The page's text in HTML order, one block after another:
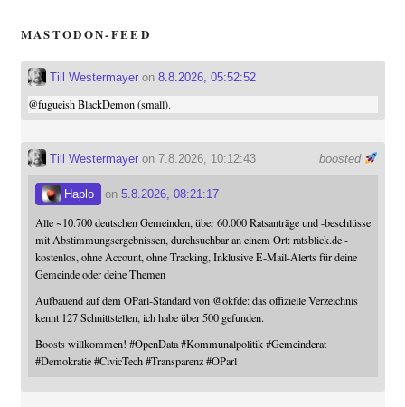
MASTODON-FEED
Till Westermayeron 8.8.2026, 05:52:52
@fugueishBlackDemon (small).
boosted
Till Westermayeron 7.8.2026, 10:12:43
Haplo on 5.8.2026, 08:21:17
Alle ~10.700 deutschen Gemeinden, über 60.000 Ratsanträge und -beschlüsse
mit Abstimmungsergebnissen, durchsuchbar an einem Ort: ratsblick.de -
kostenlos, ohne Account, ohne Tracking, Inklusive E-Mail-Alerts für deine
Gemeinde oder deine Themen
Aufbauend auf dem OParl-Standard von @okfde: das offizielle Verzeichnis
kennt 127 Schnittstellen, ich habe über 500 gefunden.
Boosts willkommen! #OpenData #Kommunalpolitik #Gemeinderat
#Demokratie #CivicTech #Transparenz #OParl